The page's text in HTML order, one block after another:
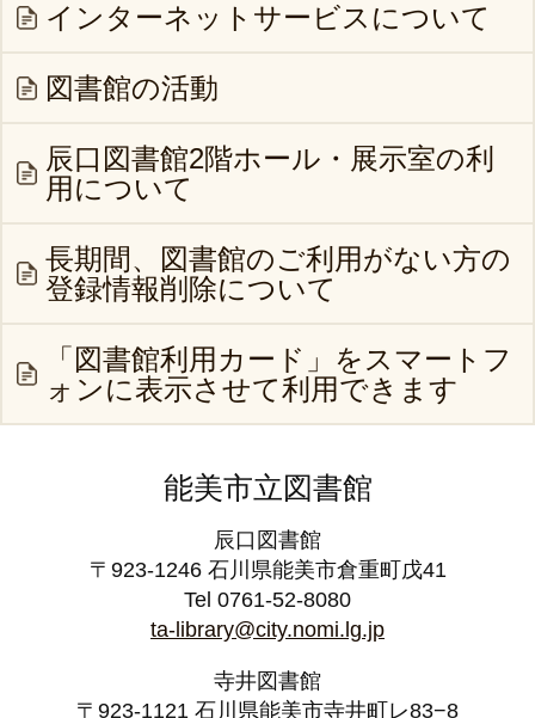
インターネットサービスについて
図書館の活動
辰口図書館2階ホール・展示室の利
用について
長期間、図書館のご利用がない方の
登録情報削除について
「図書館利用カード」をスマートフ
ォンに表示させて利用できます
能美市立図書館
辰口図書館
〒923-1246 石川県能美市倉重町戊41
Tel 0761-52-8080
ta-library@city.nomi.lg.jp
寺井図書館
〒923-1121 石川県能美市寺井町レ83−8